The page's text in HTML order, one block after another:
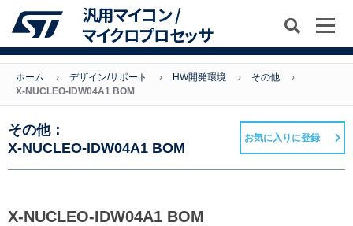
汎用マイコン /
マイクロプロセッサ
ホーム デザイン/サポート HW開発環境
その他
X-NUCLEO-IDW04A1 BOM
その他：
X-NUCLEO-IDW04A1 BOM
お気に入りに登録
X-NUCLEO-IDW04A1 BOM